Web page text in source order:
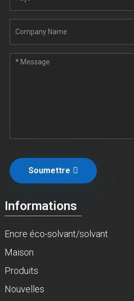
Soumettre
Informations
Encre éco-solvant/solvant
Maison
Produits
Nouvelles